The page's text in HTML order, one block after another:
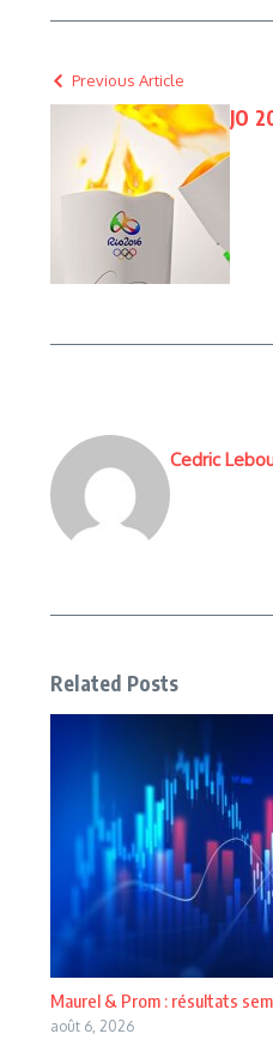
Previous Article
JO
Cedric
Related Posts
Maurel & Prom : résultats
août 6, 2026